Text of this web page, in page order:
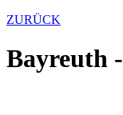
ZURÜCK
Bayreuth